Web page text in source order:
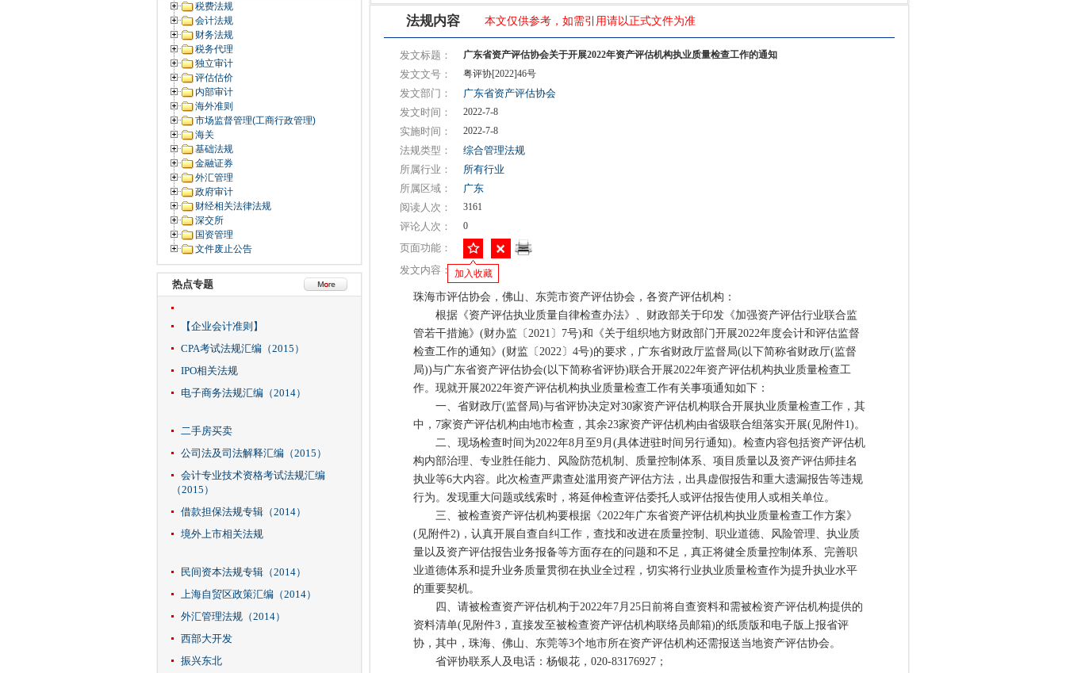
税费法规
会计法规
财务法规
税务代理
独立审计
评估估价
内部审计
海外准则
市场监督管理(工商行政管理)
海关
基础法规
金融证券
外汇管理
政府审计
财经相关法律法规
深交所
国资管理
文件废止公告
热点专题
【企业会计准则】
CPA考试法规汇编（2015）
IPO相关法规
电子商务法规汇编（2014）
二手房买卖
公司法及司法解释汇编（2015）
会计专业技术资格考试法规汇编
（2015）
借款担保法规专辑（2014）
境外上市相关法规
民间资本法规专辑（2014）
上海自贸区政策汇编（2014）
外汇管理法规（2014）
西部大开发
振兴东北
法规内容 本文仅供参考，如需引用请以正式文件为准
发文标题： 广东省资产评估协会关于开展2022年资产评估机构执业质量检查工作的通知
发文文号： 粤评协[2022]46号
发文部门：
广东省资产评估协会
发文时间：
2022-7-8
实施时间： 2022-7-8
法规类型：
综合管理法规
所属行业：
所有行业
所属区域：
广东
阅读人次：
3161
评论人次： 0
页面功能：
加入收藏
发文内容：
珠海市评估协会，佛山、东莞市资产评估协会，各资产评估机构：
根据《资产评估执业质量自律检查办法》、财政部关于印发《加强资产评估行业联合监
管若干措施》(财办监〔2021〕7号)和《关于组织地方财政部门开展2022年度会计和评估监督
检查工作的通知》(财监〔2022〕4号)的要求，广东省财政厅监督局(以下简称省财政厅(监督
局))与广东省资产评估协会(以下简称省评协)联合开展2022年资产评估机构执业质量检查工
作。现就开展2022年资产评估机构执业质量检查工作有关事项通知如下：
一、省财政厅(监督局)与省评协决定对30家资产评估机构联合开展执业质量检查工作，其
中，7家资产评估机构由地市检查，其余23家资产评估机构由省级联合组落实开展(见附件1)。
二、现场检查时间为2022年8月至9月(具体进驻时间另行通知)。检查内容包括资产评估机
构内部治理、专业胜任能力、风险防范机制、质量控制体系、项目质量以及资产评估师挂名
执业等6大内容。此次检查严肃查处滥用资产评估方法，出具虚假报告和重大遗漏报告等违规
行为。发现重大问题或线索时，将延伸检查评估委托人或评估报告使用人或相关单位。
三、被检查资产评估机构要根据《2022年广东省资产评估机构执业质量检查工作方案》
(见附件2)，认真开展自查自纠工作，查找和改进在质量控制、职业道德、风险管理、执业质
量以及资产评估报告业务报备等方面存在的问题和不足，真正将健全质量控制体系、完善职
业道德体系和提升业务质量贯彻在执业全过程，切实将行业执业质量检查作为提升执业水平
的重要契机。
四、请被检查资产评估机构于2022年7月25日前将自查资料和需被检资产评估机构提供的
资料清单(见附件3，直接发至被检查资产评估机构联络员邮箱)的纸质版和电子版上报省评
协，其中，珠海、佛山、东莞等3个地市所在资产评估机构还需报送当地资产评估协会。
省评协联系人及电话：杨银花，020-83176927；